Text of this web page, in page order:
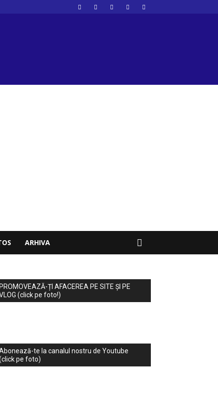
ARHIVA
PROMOVEAZĂ-ȚI AFACEREA PE SITE ȘI PE
(click pe foto!)
te la canalul nostru de Youtube
pe foto)